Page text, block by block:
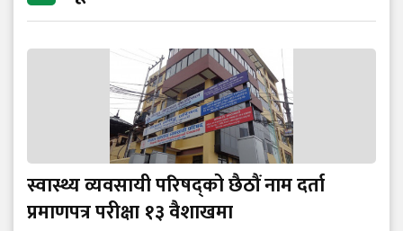
स्वास्थ्य व्यवसायी परिषद्को छैठौं नाम दर्ता
प्रमाणपत्र परीक्षा १३ वैशाखमा